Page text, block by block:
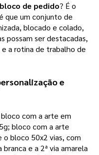
bloco de pedido? É o
que um conjunto de
blocado e colado,
possam ser destacadas,
a rotina de trabalho de
e
com a arte em
bloco com a arte
bloco 50x2 vias, com
e a 2ª via amarela